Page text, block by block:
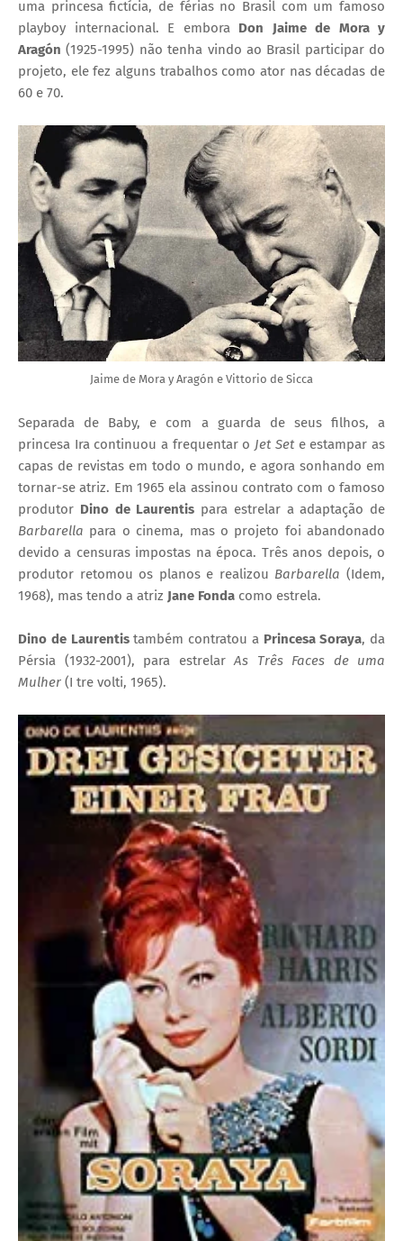
uma princesa fictícia, de férias no Brasil com um famoso
playboy internacional. E embora Don Jaime de Mora y
Aragón (1925-1995) não tenha vindo ao Brasil participar do
projeto, ele fez alguns trabalhos como ator nas décadas de
60 e 70.
Jaime de Mora y Aragón e Vittorio de Sicca
Separada de Baby, e com a guarda de seus filhos, a
princesa Ira continuou a frequentar o Jet Sete estampar as
capas de revistas em todo o mundo, e agora sonhando em
tornar-se atriz. Em 1965 ela assinou contrato com o famoso
produtor Dino de Laurentis para estrelar a adaptação de
Barbarella para o cinema, mas o projeto foi abandonado
devido a censuras impostas na época. Três anos depois, o
produtor retomou os planos e realizou Barbarella(Idem,
1968), mas tendo a atriz Jane Fonda como estrela.
Dino de Laurentistambém contratou a Princesa Soraya, da
Pérsia (1932-2001), para estrelarAs Três Faces de uma
Mulher (I tre volti, 1965).